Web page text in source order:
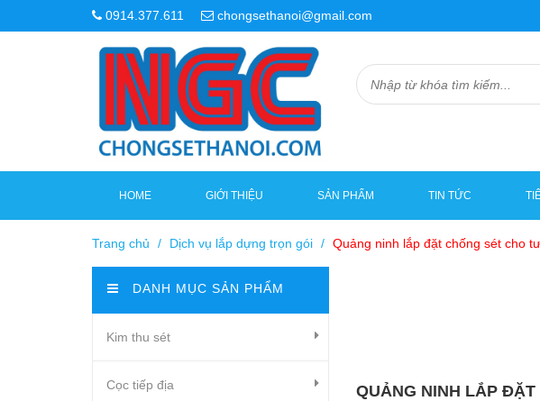
0914.377.611 chongsethanoi@gmail.com
HOME GIỚI THIỆU SẢN PHẨM TIN TỨC
Trang chủ / Dịch vụ lắp dựng trọn gói / Quảng ninh lắp đặt chống sét cho
QUẢNG NINH LẮP
DANH MỤC SẢN PHẨM
Kim thu sét
Cọc tiếp địa